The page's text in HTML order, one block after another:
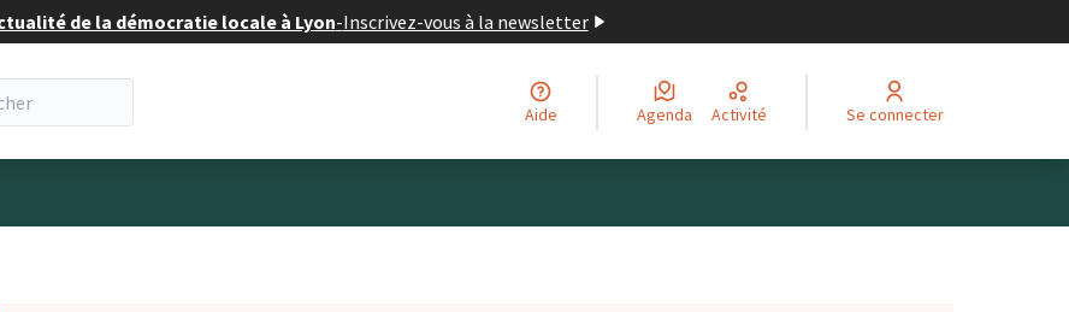
de la démocratie locale à Lyon-Inscrivez-vous à la newsletter
Aide Agenda Activité Se connecter